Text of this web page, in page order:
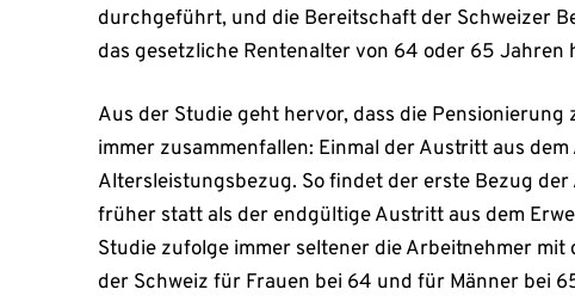
durchgeführt, und die Bereitschaft der Schweizer
das gesetzliche Rentenalter von 64 oder 65 Jahren
Aus der Studie geht hervor, dass die
immer zusammenfallen: Einmal der Austritt aus
Altersleistungsbezug. So findet der erste Bezug
früher statt als der endgültige Austritt aus dem
Studie zufolge immer seltener die Arbeitnehmer
der Schweiz für Frauen bei 64 und für Männer bei